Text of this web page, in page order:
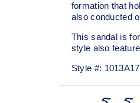
formation that
also conducted
This sandal is
style also
Style #: